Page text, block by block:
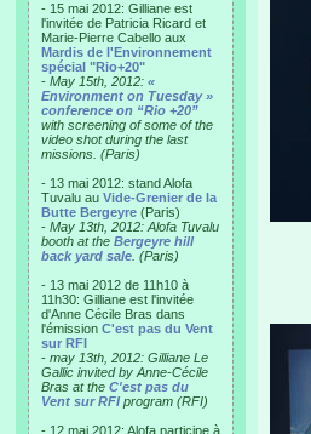
- 15 mai 2012: Gilliane est
l'invitée de Patricia Ricard et
Marie-Pierre Cabello aux
Mardis de l'Environnement
spécial "Rio+20"
- May 15th, 2012: «
Environment on Tuesday »
conference on “Rio +20”
with screening of some of the
video shot during the last
missions. (Paris)
- 13 mai 2012: stand Alofa
Tuvalu au Vide-Grenier de la
Butte Bergeyre (Paris)
- May 13th, 2012: Alofa Tuvalu
booth at the Bergeyre hill
back yard sale . (Paris)
- 13 mai 2012 de 11h10 à
11h30: Gilliane est l'invitée
d'Anne Cécile Bras dans
l'émission C'est pas du Vent
sur RFI
- may 13th, 2012: Gilliane Le
Gallic invited by Anne-Cécile
Bras at the C'est pas du
Vent sur RFI program (RFI)
- 12 mai 2012: Alofa participe à